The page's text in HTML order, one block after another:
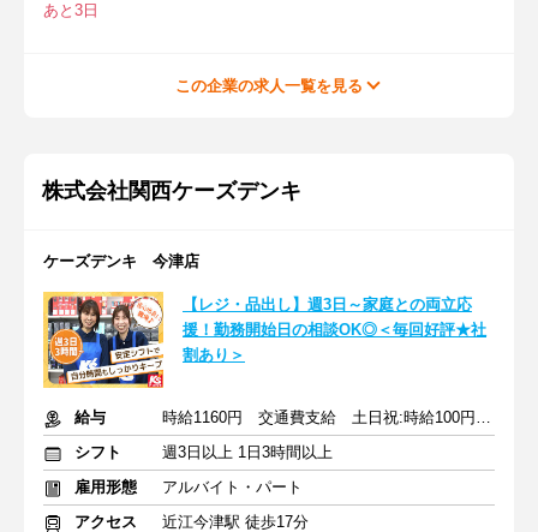
あと3日
この企業の求人一覧を見る
株式会社関西ケーズデンキ
ケーズデンキ 今津店
【レジ・品出し】週3日～家庭との両立応
援！勤務開始日の相談OK◎＜毎回好評★社
割あり＞
給与
時給1160円 交通費支給 土日祝:時給100円UP 交通費支給
シフト
週3日以上 1日3時間以上
雇用形態
アルバイト・パート
アクセス
近江今津駅 徒歩17分